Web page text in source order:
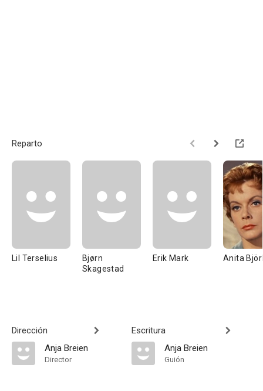
Reparto
Lil Terselius
Bjørn
Skagestad
Erik Mark Anita
Dirección
Anja Breien
Director
Escritura
Anja Breien
Guión